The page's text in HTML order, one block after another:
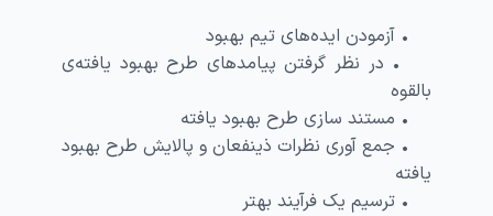
• آزمودن ایده‌های تیم بهبود
• در نظر گرفتن پیامدهای طرح بهبود یافته‌ی
بالقوه
• مستند سازی طرح بهبود یافته
• جمع ‌آوری نظرات ذینفعان و پالایش طرح بهبود
یافته
• ترسیم یک فرآیند بهتر